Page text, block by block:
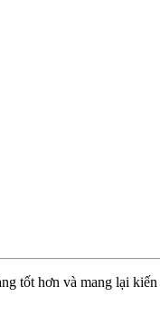
tốt hơn và mang lại